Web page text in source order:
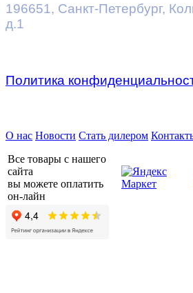
196651, Санкт-Петербург,
д.1
Политика
О нас Новости Стать дилером
Все товары с нашего
сайта
вы можете оплатить
он-лайн